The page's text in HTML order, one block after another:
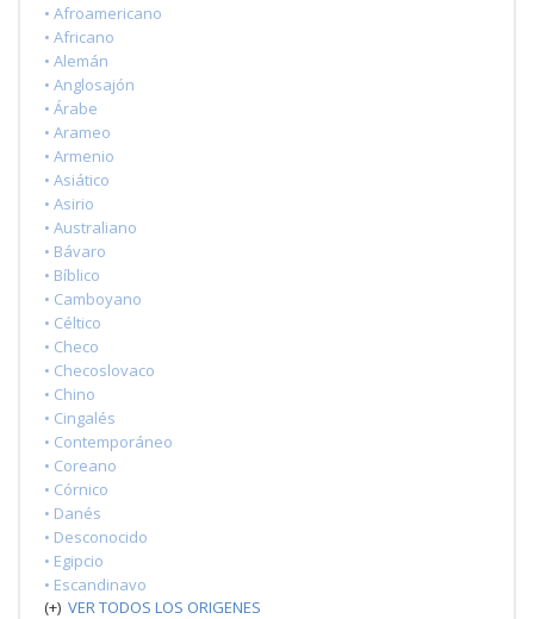
• Afroamericano
• Africano
• Alemán
• Anglosajón
• Árabe
• Arameo
• Armenio
• Asiático
• Asirio
• Australiano
• Bávaro
• Bíblico
• Camboyano
• Céltico
• Checo
• Checoslovaco
• Chino
• Cingalés
• Contemporáneo
• Coreano
• Córnico
• Danés
• Desconocido
• Egipcio
• Escandinavo
(+) VER TODOS LOS ORIGENES